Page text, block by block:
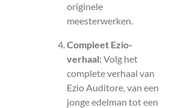
originele
meesterwerken.
Compleet Ezio-
verhaal:Volg het
complete verhaal van
Ezio Auditore, van een
jonge edelman tot een